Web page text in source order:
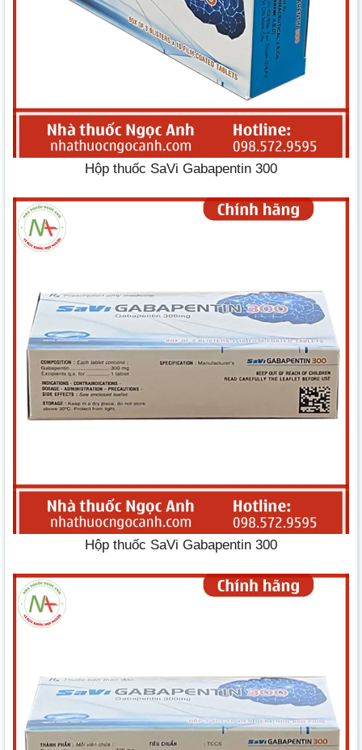
Hộp thuốc SaVi Gabapentin 300
Hộp thuốc SaVi Gabapentin 300